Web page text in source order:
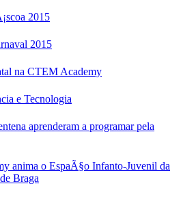
2015
2015
na CTEM Academy
e Tecnologia
aprenderam a programar pela
anima o EspaÃ§o Infanto-Juvenil da
Braga